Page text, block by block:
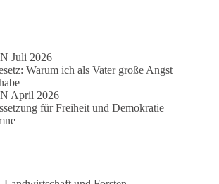
Juli 2026
Warum ich als Vater große Angst
April 2026
für Freiheit und Demokratie